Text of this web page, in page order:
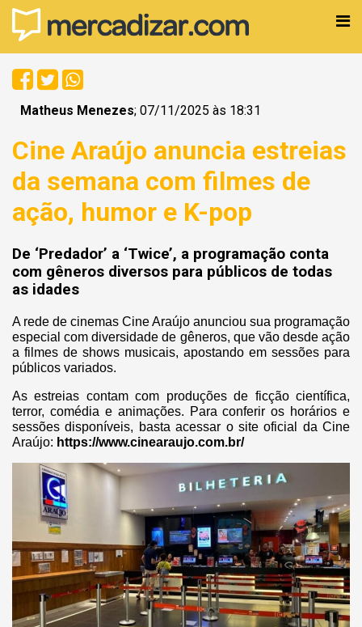
Matheus Menezes; 07/11/2025 às 18:31
Cine Araújo anuncia estreias
da semana com filmes de
ação, humor e K-pop
De ‘Predador’ a ‘Twice’, a programação conta
com gêneros diversos para públicos de todas
as idades
A rede de cinemas Cine Araújo anunciou sua programação
especial com diversidade de gêneros, que vão desde ação
a filmes de shows musicais, apostando em sessões para
públicos variados.
As estreias contam com produções de ficção científica,
terror, comédia e animações. Para conferir os horários e
sessões disponíveis, basta acessar o site oficial da Cine
Araújo: https://www.cinearaujo.com.br/